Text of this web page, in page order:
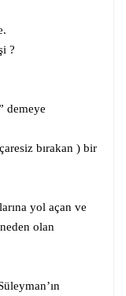
?
demeye
bırakan ) bir
yol açan ve
olan